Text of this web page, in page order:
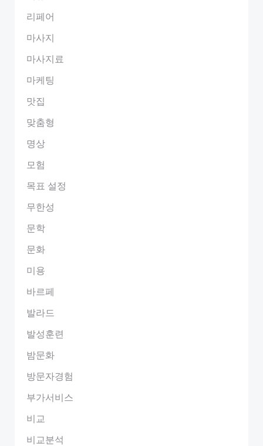
리페어
마사지
마사지료
마케팅
맛집
맞춤형
명상
모험
목표 설정
무한성
문학
문화
미용
바르페
발라드
발성훈련
밤문화
방문자경험
부가서비스
비교
비교분석